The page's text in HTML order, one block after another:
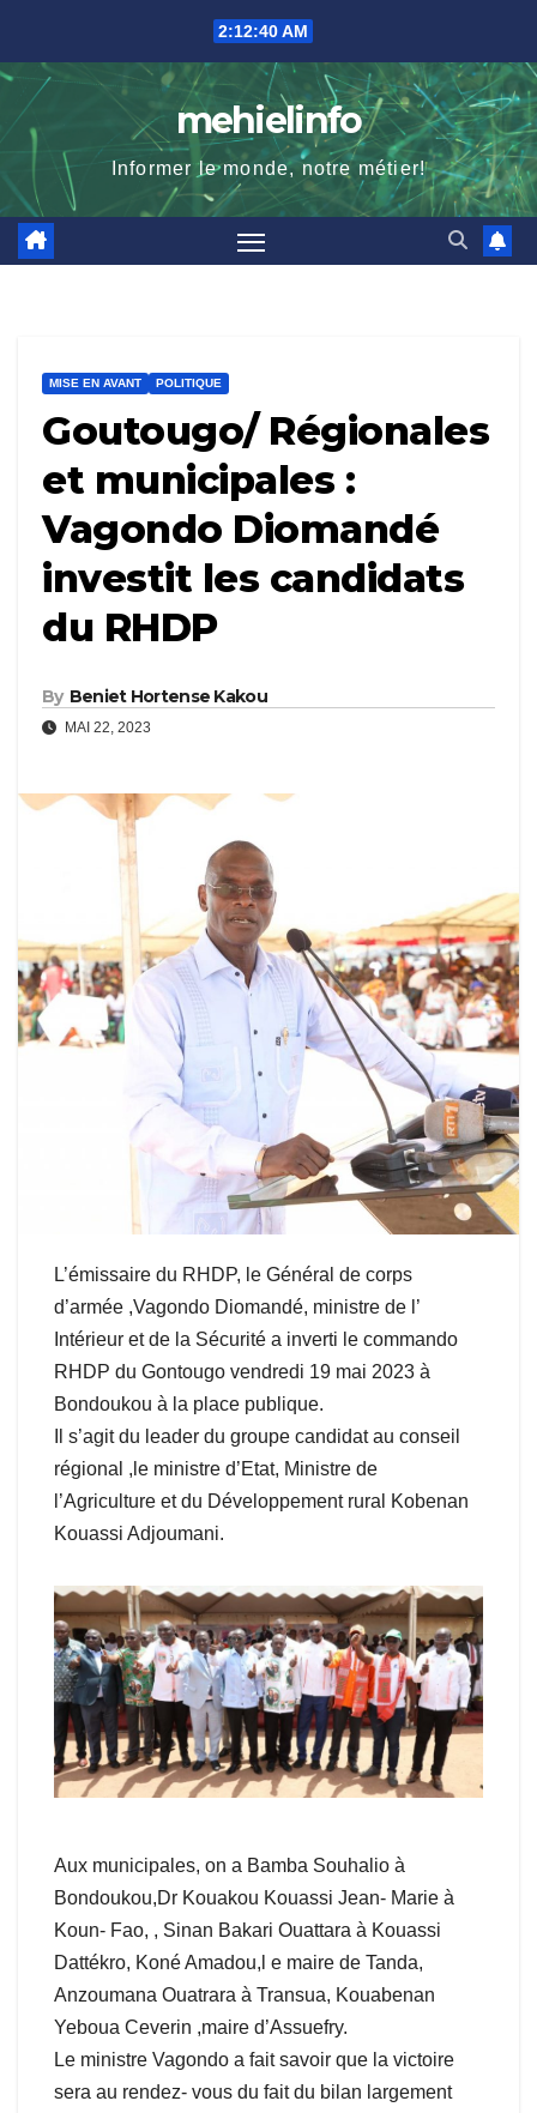
content
2:12:41 AM
mehielinfo
Informer le monde, notre métier!
MISE EN AVANT POLITIQUE
Goutougo/ Régionales
et municipales :
Vagondo Diomandé
investit les candidats
du RHDP
By Beniet Hortense Kakou
MAI 22, 2023
L’émissaire du RHDP, le Général de corps
d’armée ,Vagondo Diomandé, ministre de l’
Intérieur et de la Sécurité a inverti le commando
RHDP du Gontougo vendredi 19 mai 2023 à
Bondoukou à la place publique.
Il s’agit du leader du groupe candidat au conseil
régional ,le ministre d’Etat, Ministre de
l’Agriculture et du Développement rural Kobenan
Kouassi Adjoumani.
Aux municipales, on a Bamba Souhalio à
Bondoukou,Dr Kouakou Kouassi Jean- Marie à
Koun- Fao, , Sinan Bakari Ouattara à Kouassi
Dattékro, Koné Amadou,l e maire de Tanda,
Anzoumana Ouatrara à Transua, Kouabenan
Yeboua Ceverin ,maire d’Assuefry.
Le ministre Vagondo a fait savoir que la victoire
sera au rendez- vous du fait du bilan largement